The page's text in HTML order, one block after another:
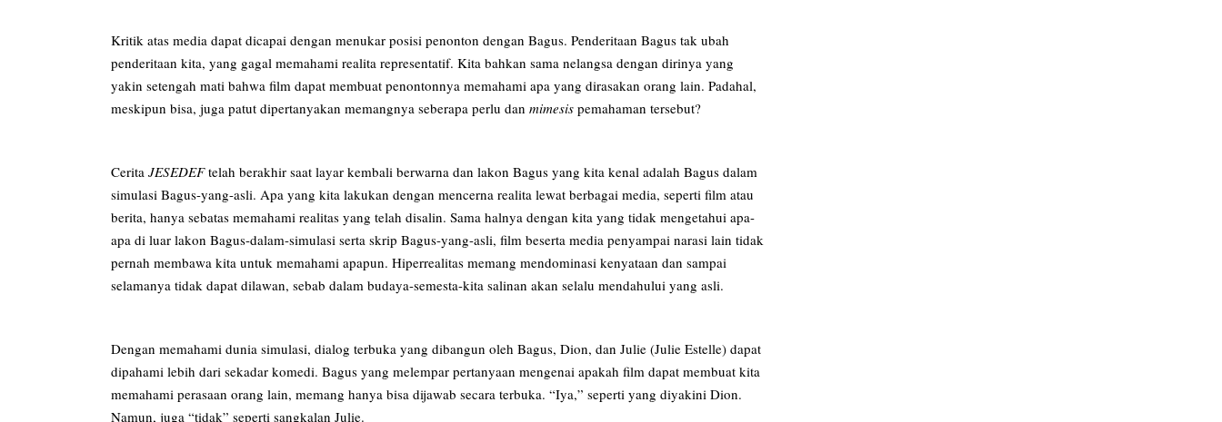
Kritik atas media dapat dicapai dengan menukar posisi penonton dengan Bagus. Penderitaan Bagus tak ubah
penderitaan kita, yang gagal memahami realita representatif. Kita bahkan sama nelangsa dengan dirinya yang
yakin setengah mati bahwa film dapat membuat penontonnya memahami apa yang dirasakan orang lain. Padahal,
meskipun bisa, juga patut dipertanyakan memangnya seberapa perlu dan mimesis pemahaman tersebut?
Cerita JESEDEFtelah berakhir saat layar kembali berwarna dan lakon Bagus yang kita kenal adalah Bagus dalam
simulasi Bagus-yang-asli. Apa yang kita lakukan dengan mencerna realita lewat berbagai media, seperti film atau
berita, hanya sebatas memahami realitas yang telah disalin. Sama halnya dengan kita yang tidak mengetahui apa-
apa di luar lakon Bagus-dalam-simulasi serta skrip Bagus-yang-asli, film beserta media penyampai narasi lain tidak
pernah membawa kita untuk memahami apapun. Hiperrealitas memang mendominasi kenyataan dan sampai
selamanya tidak dapat dilawan, sebab dalam budaya-semesta-kita salinan akan selalu mendahului yang asli.
Dengan memahami dunia simulasi, dialog terbuka yang dibangun oleh Bagus, Dion, dan Julie (Julie Estelle) dapat
dipahami lebih dari sekadar komedi. Bagus yang melempar pertanyaan mengenai apakah film dapat membuat kita
memahami perasaan orang lain, memang hanya bisa dijawab secara terbuka. “Iya,” seperti yang diyakini Dion.
Namun, juga “tidak” seperti sangkalan Julie.